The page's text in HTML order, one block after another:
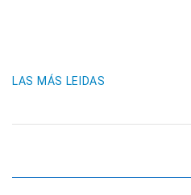
LAS MÁS LEIDAS